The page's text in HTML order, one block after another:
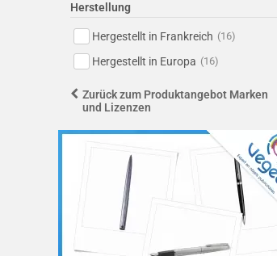
Herstellung
Hergestellt in Frankreich (16)
Hergestellt in Europa (16)
Zurück zum Produktangebot Marken
und Lizenzen